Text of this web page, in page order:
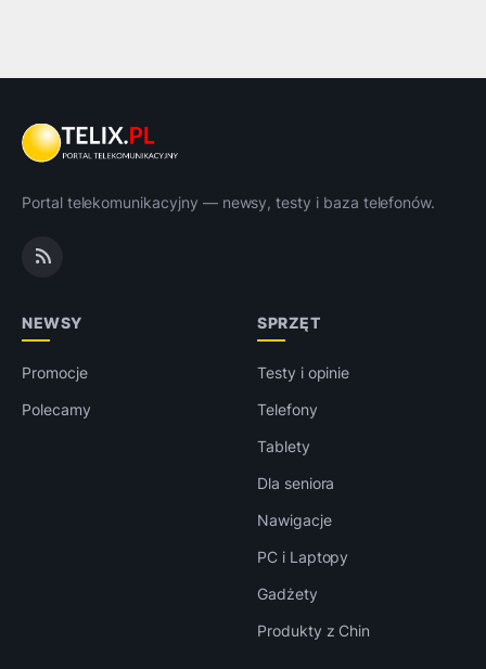
Portal telekomunikacyjny — newsy, testy i baza telefonów.
NEWSY
Promocje
Polecamy
SPRZĘT
Testy i opinie
Telefony
Tablety
Dla seniora
Nawigacje
PC i Laptopy
Gadżety
Produkty z Chin